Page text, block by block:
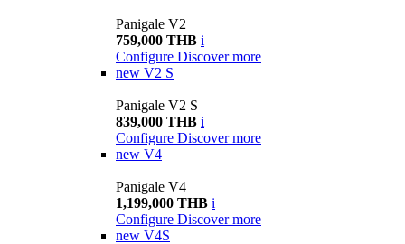
Panigale V2
759,000 THB i
Configure Discover more
new V2 S
Panigale V2 S
839,000 THB i
Configure Discover more
new V4
Panigale V4
1,199,000 THB i
Configure Discover more
new V4S